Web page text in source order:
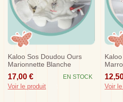
Kaloo Sos Doudou Ours
Marionnette Blanche
Imagine Brille Dans Le Noir
17,00 € EN STOCK
Voir le produit Voir